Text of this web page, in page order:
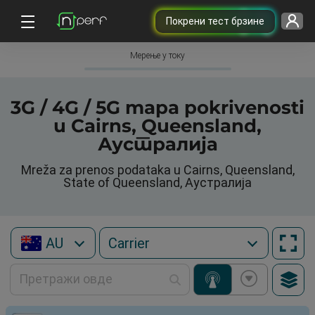
Покрени тест брзине
Мерење у току
3G / 4G / 5G mapa pokrivenosti
u Cairns, Queensland,
Аустралија
Mreža za prenos podataka u Cairns, Queensland,
State of Queensland, Аустралија
AU